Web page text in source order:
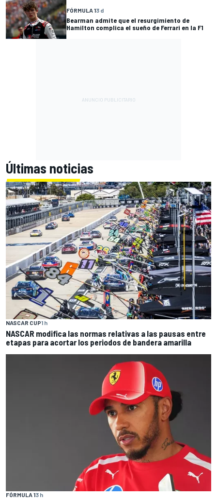
FÓRMULA 13 d
Bearman admite que el resurgimiento de
Hamilton complica el sueño de Ferrari en la F1
Últimas noticias
NASCAR CUP1 h
NASCAR modifica las normas relativas a las pausas entre
etapas para acortar los periodos de bandera amarilla
FÓRMULA 13 h